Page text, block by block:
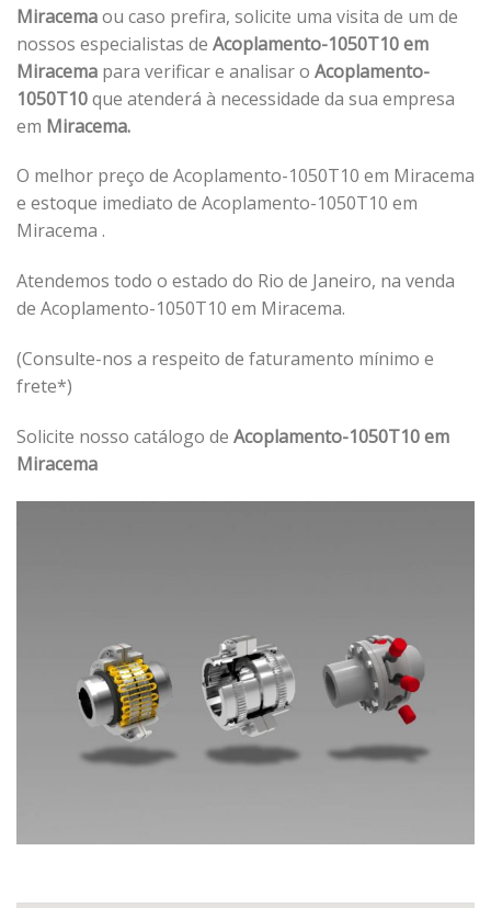
Miracemaou caso prefira, solicite uma visita de um de
nossos especialistas de Acoplamento-1050T10 em
Miracema para verificar e analisar o Acoplamento-
1050T10que atenderá à necessidade da sua empresa
em Miracema.
O melhor preço de Acoplamento-1050T10 em Miracema
e estoque imediato de Acoplamento-1050T10 em
Miracema .
Atendemos todo o estado do Rio de Janeiro, na venda
de Acoplamento-1050T10 em Miracema.
(Consulte-nos a respeito de faturamento mínimo e
frete*)
Solicite nosso catálogo de Acoplamento-1050T10 em
Miracema